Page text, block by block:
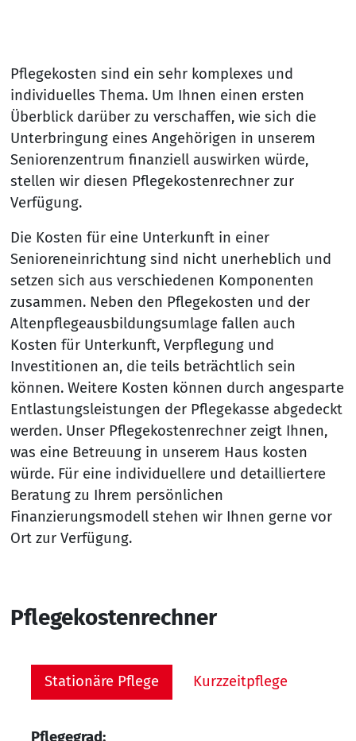
Pflegekosten sind ein sehr komplexes und
individuelles Thema. Um Ihnen einen ersten
Überblick darüber zu verschaffen, wie sich die
Unterbringung eines Angehörigen in unserem
Seniorenzentrum finanziell auswirken würde,
stellen wir diesen Pflegekostenrechner zur
Verfügung.
Die Kosten für eine Unterkunft in einer
Senioreneinrichtung sind nicht unerheblich und
setzen sich aus verschiedenen Komponenten
zusammen. Neben den Pflegekosten und der
Altenpflegeausbildungsumlage fallen auch
Kosten für Unterkunft, Verpflegung und
Investitionen an, die teils beträchtlich sein
können. Weitere Kosten können durch angesparte
Entlastungsleistungen der Pflegekasse abgedeckt
werden. Unser Pflegekostenrechner zeigt Ihnen,
was eine Betreuung in unserem Haus kosten
würde. Für eine individuellere und detailliertere
Beratung zu Ihrem persönlichen
Finanzierungsmodell stehen wir Ihnen gerne vor
Ort zur Verfügung.
Pflegekostenrechner
Stationäre Pflege Kurzzeitpflege
Pflegegrad: